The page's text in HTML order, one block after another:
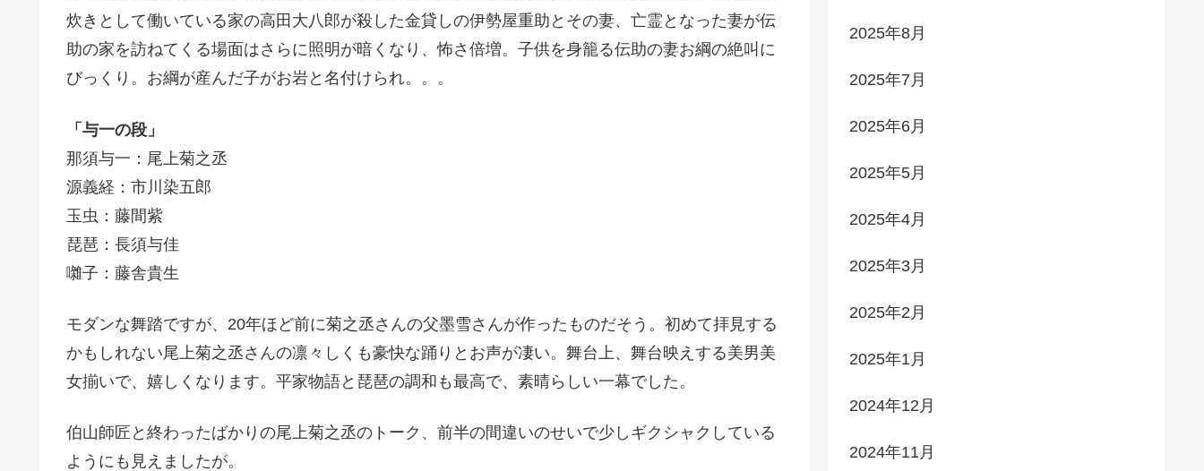
炊きとして働いている家の高田大八郎が殺した金貸しの伊勢屋重助とその妻、亡霊となった妻が伝
助の家を訪ねてくる場面はさらに照明が暗くなり、怖さ倍増。子供を身籠る伝助の妻お綱の絶叫に
びっくり。お綱が産んだ子がお岩と名付けられ。。。
「与一の段」
那須与一：尾上菊之丞
源義経：市川染五郎
玉虫：藤間紫
琵琶：長須与佳
囃子：藤舎貴生
モダンな舞踏ですが、20年ほど前に菊之丞さんの父墨雪さんが作ったものだそう。初めて拝見する
かもしれない尾上菊之丞さんの凛々しくも豪快な踊りとお声が凄い。舞台上、舞台映えする美男美
女揃いで、嬉しくなります。平家物語と琵琶の調和も最高で、素晴らしい一幕でした。
伯山師匠と終わったばかりの尾上菊之丞のトーク、前半の間違いのせいで少しギクシャクしている
ようにも見えましたが。
2025年8月
2025年7月
2025年6月
2025年5月
2025年4月
2025年3月
2025年2月
2025年1月
2024年12月
2024年11月